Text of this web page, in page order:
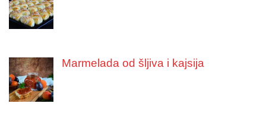
Marmelada od šljiva i kajsija